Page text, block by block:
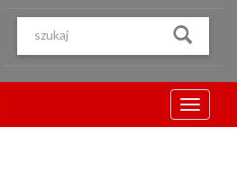
Menu